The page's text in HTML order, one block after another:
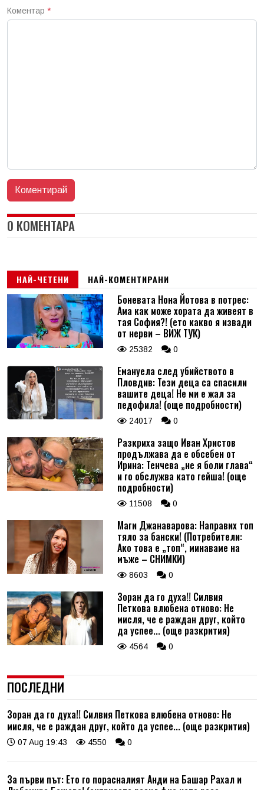
Коментар *
0 КОМЕНТАРА
НАЙ-ЧЕТЕНИ НАЙ-КОМЕНТИРАНИ
Боневата Нона Йотова в потрес:
Ама как може хората да живеят в
тая София?! (ето какво я извади
от нерви – ВИЖ ТУК)
25382 0
Емануела след убийството в
Пловдив: Тези деца са спасили
вашите деца! Не ми е жал за
педофила! (още подробности)
24017 0
Разкриха защо Иван Христов
продължава да е обсебен от
Ирина: Тенчева „не я боли глава“
и го обслужва като гейша! (още
подробности)
11508 0
Маги Джанаварова: Направих топ
тяло за бански! (Потребители:
Ако това е „топ“, минаваме на
мъже – СНИМКИ)
8603 0
Зоран да го духа!! Силвия
Петкова влюбена отново: Не
мисля, че е раждан друг, който
да успее... (още разкрития)
4564 0
ПОСЛЕДНИ
Зоран да го духа!! Силвия Петкова влюбена отново: Не
мисля, че е раждан друг, който да успее... (още разкрития)
07 Aug 19:43 4550 0
За първи път: Ето го порасналият Анди на Башар Рахал и